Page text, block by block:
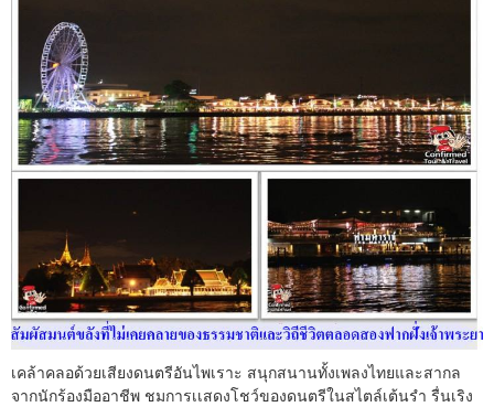
เคล้าคลอด้วยเสียงดนตรีอันไพเราะ สนุกสนานทั้งเพลงไทยและสากล
จากนักร้องมืออาชีพ ชมการเเสดงโชว์ของดนตรีในสไตล์เต้นรำ รื่นเริง